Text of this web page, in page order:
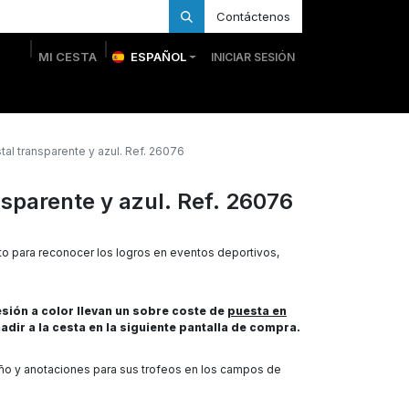
Contáctenos
MI CESTA ESPAÑOL INICIAR SESIÓN
transparente y azul. Ref. 26076
y azul. Ref. 26076
para reconocer los logros en eventos deportivos,
a color llevan un sobre coste de puesta en
a la cesta en la siguiente pantalla de compra.
y anotaciones para sus trofeos en los campos de